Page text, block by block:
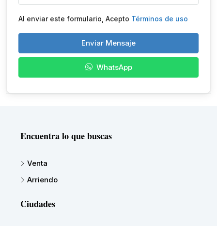
Al enviar este formulario, Acepto Términos de uso
Enviar Mensaje
WhatsApp
Encuentra lo que buscas
Venta
Arriendo
Ciudades